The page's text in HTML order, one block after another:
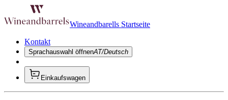
Wineandbarells Startseite
Kontakt
Sprachauswahl öffnenAT/Deutsch
Einkaufswagen